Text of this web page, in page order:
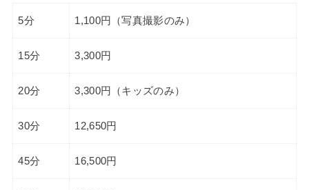
5分 1,100円（写真撮影のみ）
15分 3,300円
20分 3,300円（キッズのみ）
30分 12,650円
45分 16,500円